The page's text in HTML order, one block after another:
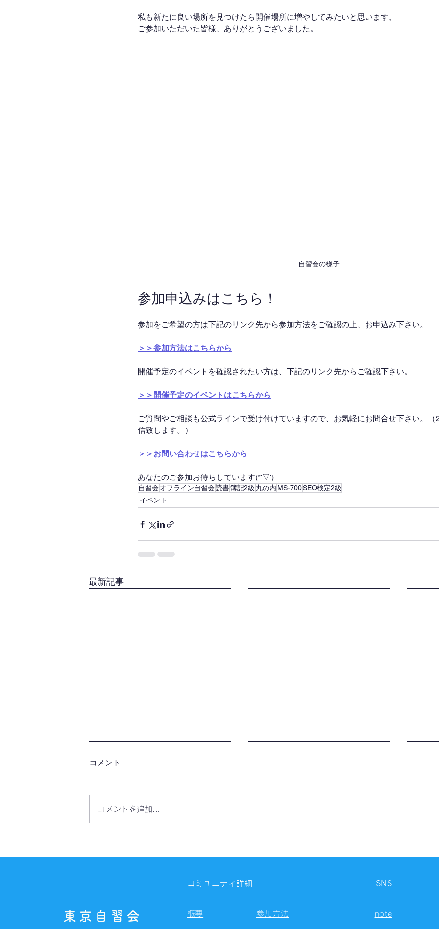
私も新たに良い場所を見つけたら開催場所に増やしてみたいと思います。
ご参加いただいた皆様、ありがとうございました。
自習会の様子
参加申込みはこちら！
参加をご希望の方は下記のリンク先から参加方法をご確認の上、お申込み下さい。
＞＞参加方法はこちらから
開催予定のイベントを確認されたい方は、下記のリンク先からご確認下さい。
＞＞開催予定のイベントはこちらから
ご質問やご相談も公式ラインで受け付けていますので、お気軽にお問合せ下さい。（
信致します。）
＞＞お問い合わせはこちらから
あなたのご参加お待ちしています(*'▽')
自習会オフライン自習会読書簿記2級 丸の内 MS-700SEO検定2級
イベント
最新記事
コメント
コメントを追加…
東京自習会
コミュニティ詳細
概要 参加方法
SNS
note